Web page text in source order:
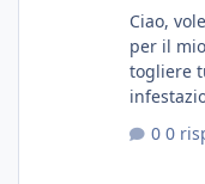
Ciao,
per il
togliere
0